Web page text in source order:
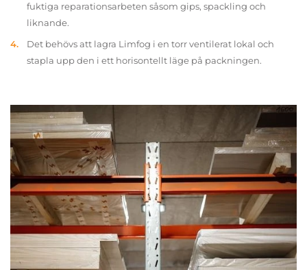
fuktiga reparationsarbeten såsom gips, spackling och
liknande.
Det behövs att lagra Limfog i en torr ventilerat lokal och
stapla upp den i ett horisontellt läge på packningen.